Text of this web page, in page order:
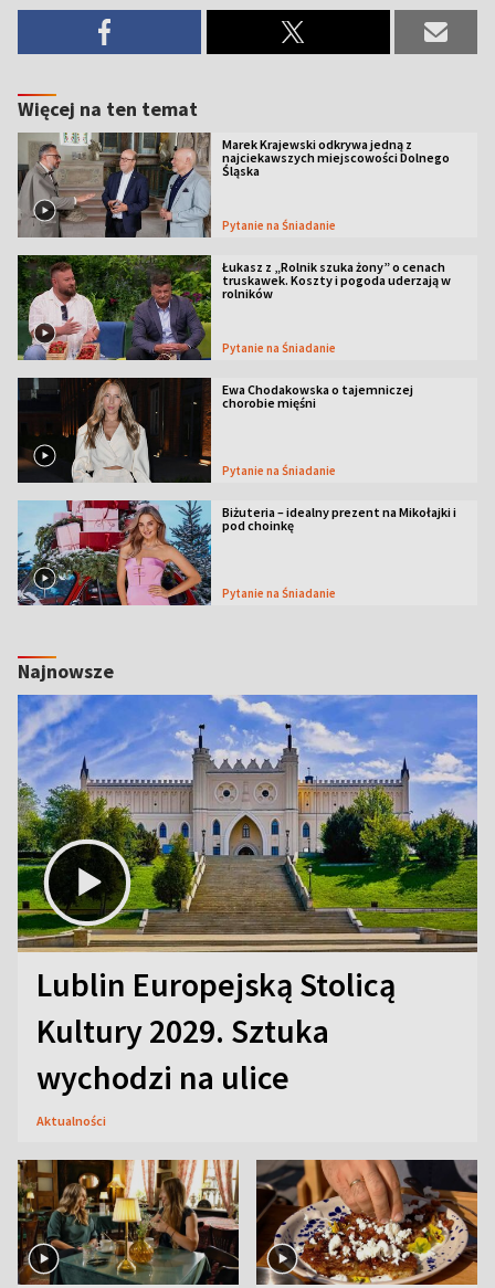
Więcej na ten temat
Marek Krajewski odkrywa jedną z
najciekawszych miejscowości Dolnego
Śląska
Pytanie na Śniadanie
Łukasz z „Rolnik szuka żony” o cenach
truskawek. Koszty i pogoda uderzają w
rolników
Pytanie na Śniadanie
Ewa Chodakowska o tajemniczej
chorobie mięśni
Pytanie na Śniadanie
Biżuteria – idealny prezent na Mikołajki i
pod choinkę
Pytanie na Śniadanie
Najnowsze
Lublin Europejską Stolicą
Kultury 2029. Sztuka
wychodzi na ulice
Aktualności